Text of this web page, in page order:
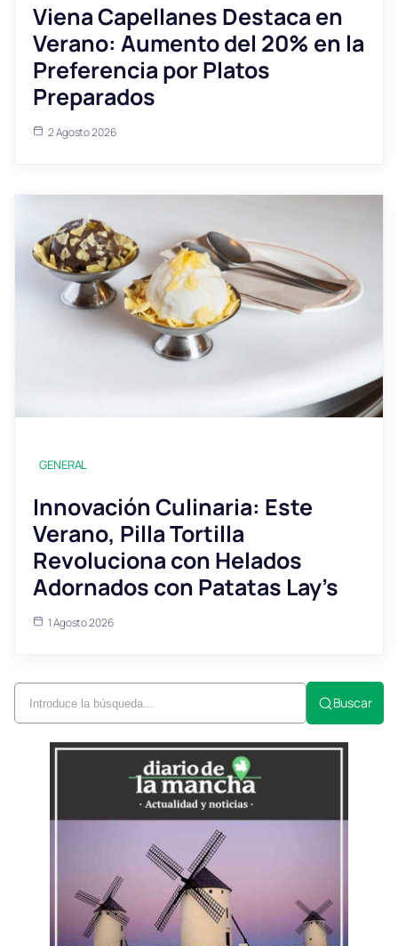
Viena Capellanes Destaca en
Verano: Aumento del 20% en la
Preferencia por Platos
Preparados
2 Agosto 2026
GENERAL
Innovación Culinaria: Este
Verano, Pilla Tortilla
Revoluciona con Helados
Adornados con Patatas Lay’s
1 Agosto 2026
Buscar